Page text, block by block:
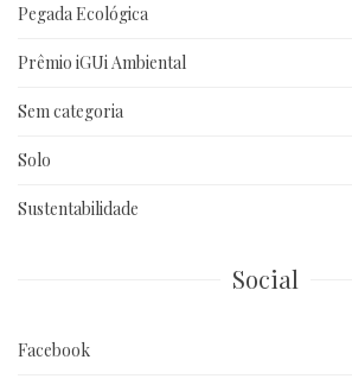
Pegada Ecológica
Prêmio iGUi Ambiental
Sem categoria
Solo
Sustentabilidade
Social
Facebook